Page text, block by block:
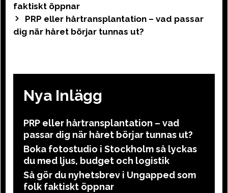
navigation
faktiskt öppnar
PRP eller hårtransplantation – vad passar
dig när håret börjar tunnas ut?
Nya Inlägg
PRP eller hårtransplantation – vad
passar dig när håret börjar tunnas ut?
Boka fotostudio i Stockholm så lyckas
du med ljus, budget och logistik
Så gör du nyhetsbrev i Ungapped som
folk faktiskt öppnar